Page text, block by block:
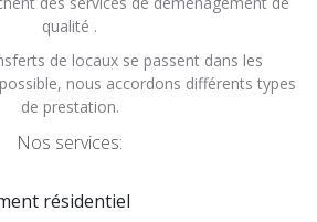
qualité .
de locaux se passent dans les
nous accordons différents types
de prestation.
Nos services:
résidentiel